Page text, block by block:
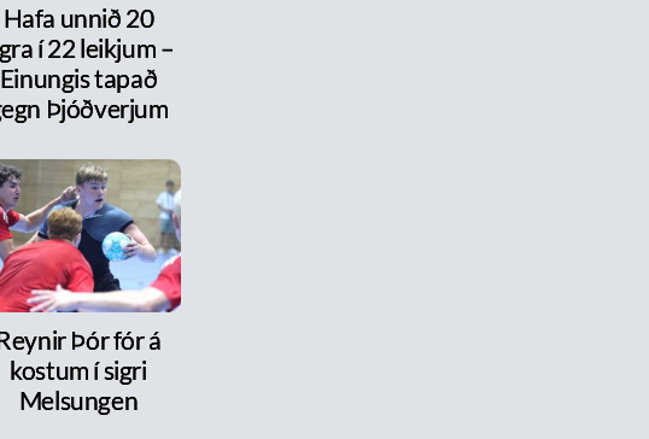
Hafa unnið 20
í 22 leikjum –
Einungis tapað
Þjóðverjum
Þór fór á
kostum í sigri
Melsungen